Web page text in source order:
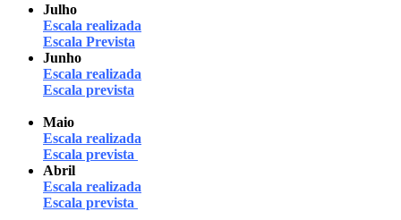
Julho
Escala realizada
Escala Prevista
Junho
Escala realizada
Escala prevista
Maio
Escala realizada
Escala prevista
Abril
Escala realizada
Escala prevista